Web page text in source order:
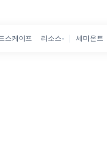
스케이프 리소스 ▾ 세미온트